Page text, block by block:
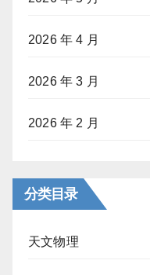
2026 年 4 月
2026 年 3 月
2026 年 2 月
分类目录
天文物理